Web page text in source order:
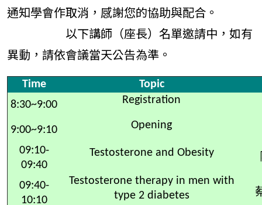
通知學會作取消，感謝您的協助與配合。
以下講師（座長）名單邀請中，如有
異動，請依會議當天公告為準。
Time
Topic
8:30~9:00
Registration
9:00~9:10 Opening
09:10-
09:40
Testosterone and Obesity
09:40-
10:10
Testosterone therapy in men with
type 2 diabetes